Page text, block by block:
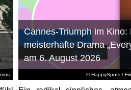
© HappySpots /
Cannes-Triumph im Kino:
meisterhafte Drama
am 6. August 2026